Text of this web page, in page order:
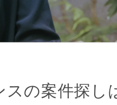
の案件探し